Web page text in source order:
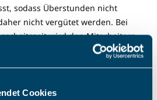
Cookies
sodass Überstunden nicht
nicht vergütet werden. Bei
wird den Mitarbeitern
zu managen.
Überstunden zu